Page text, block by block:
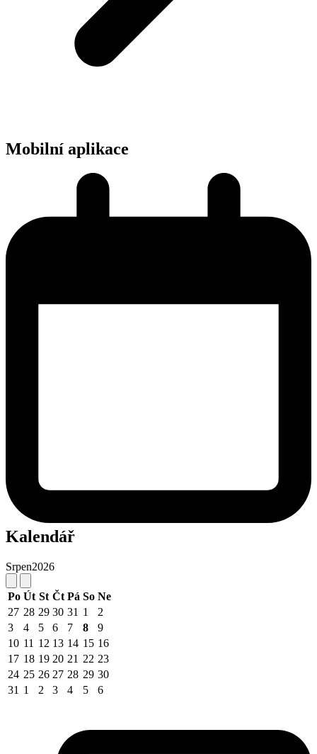
Mobilní aplikace
Kalendář
Srpen2026
Po Út St Čt Pá So Ne
27 28 29 30 31 1
2
3
4 5 6 7 8
9
10 11 12 13 14 15 16
17 18 19 20 21 22 23
24 25 26 27 28 29 30
31 1 2 3 4 5 6